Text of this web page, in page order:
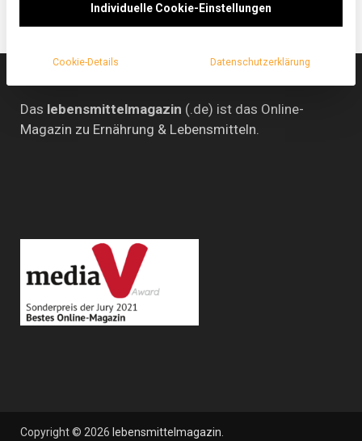
Das lebensmittelmagazin (.de) ist das Online-
Magazin zu Ernährung & Lebensmitteln.
Copyright © 2026 lebensmittelmagazin
Individuelle Cookie-Einstellungen
Cookie-Details Datenschutzerklärung